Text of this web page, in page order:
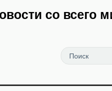
со всего